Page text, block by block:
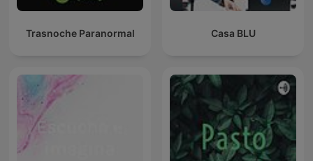
Trasnoche Paranormal Casa BLU